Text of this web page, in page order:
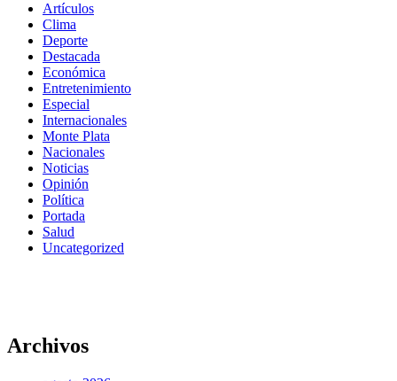
Artículos
Clima
Deporte
Destacada
Económica
Entretenimiento
Especial
Internacionales
Monte Plata
Nacionales
Noticias
Opinión
Política
Portada
Salud
Uncategorized
Archivos